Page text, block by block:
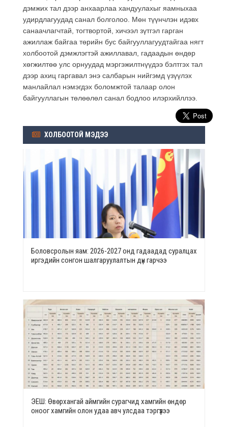
дэмжих тал дээр анхаарлаа хандуулахыг яамныхаа
удирдлагуудад санал болголоо. Мөн түүнчлэн идэвх
санаачлагчтай, тогтвортой, хичээл зүтгэл гарган
ажиллаж байгаа төрийн бус байгууллагуудтайгаа нягт
холбоотой дэмжлэгтэй ажиллавал, гадаадын өндөр
хөгжилтөө улс орнуудад мэргэжилтнүүдээ бэлтгэх тал
дээр ахиц гаргавал энэ салбарын нийгэмд үзүүлэх
манлайлал нэмэгдэх боломжтой талаар олон
байгууллагын төлөөлөл санал бодлоо илэрхийллээ.
ХОЛБООТОЙ МЭДЭЭ
Боловсролын яам: 2026-2027 онд гадаадад суралцах
иргэдийн сонгон шалгаруулалтын дүн гарчээ
ЭЕШ: Өвөрхангай аймгийн сурагчид хамгийн өндөр
оноог хамгийн олон удаа авч улсдаа тэргүүлээ